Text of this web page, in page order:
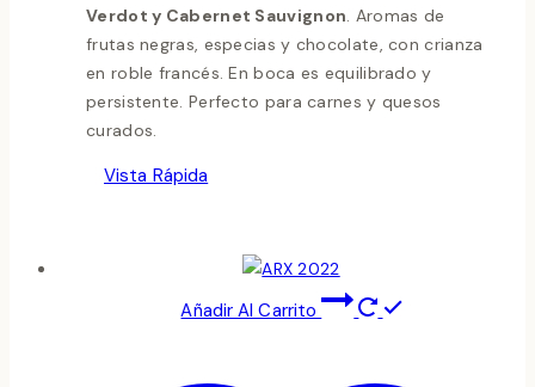
Verdot y Cabernet Sauvignon. Aromas de
frutas negras, especias y chocolate, con crianza
en roble francés. En boca es equilibrado y
persistente. Perfecto para carnes y quesos
curados.
Vista Rápida
Añadir Al Carrito